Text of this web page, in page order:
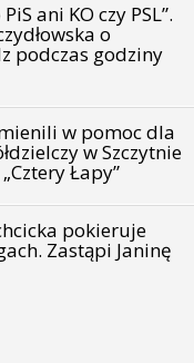
ani KO czy PSL”.
o
podczas godziny
w pomoc dla
w Szczytnie
Łapy”
pokieruje
Zastąpi Janinę